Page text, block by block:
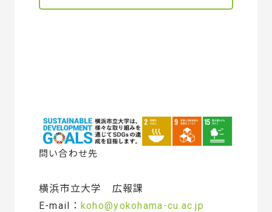
問い合わせ先
横浜市立大学 広報課
E-mail： koho@yokohama-cu.ac.jp